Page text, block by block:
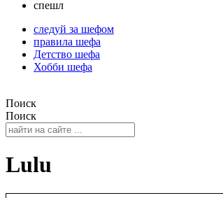
спешл
следуй за шефом
правила шефа
Детство шефа
Хобби шефа
Поиск
Поиск
Lulu